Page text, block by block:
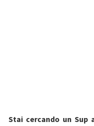
Stai cercando un Sup